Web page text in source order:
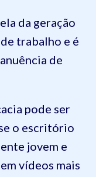
da geração
trabalho e é
de
pode ser
o escritório
jovem e
vídeos mais